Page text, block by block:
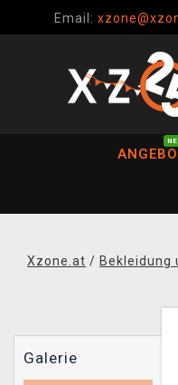
Email:
Xzone.at / Bekleidung
Galerie